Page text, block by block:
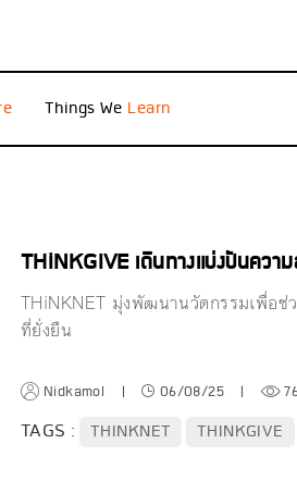
Things We
THiNKGIVE เดินทางแบ่งปันควา
THiNKNET มุ่งพัฒนานวัตกรรมเพื่อช่
ที่ยั่งยืน
Nidkamol | 06/08/25 |
TAGS : THINKNET THINKGIVE